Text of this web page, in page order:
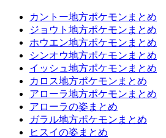
カントー地方ポケモンまとめ
ジョウト地方ポケモンまとめ
ホウエン地方ポケモンまとめ
シンオウ地方ポケモンまとめ
イッシュ地方ポケモンまとめ
カロス地方ポケモンまとめ
アローラ地方ポケモンまとめ
アローラの姿まとめ
ガラル地方ポケモンまとめ
ヒスイの姿まとめ